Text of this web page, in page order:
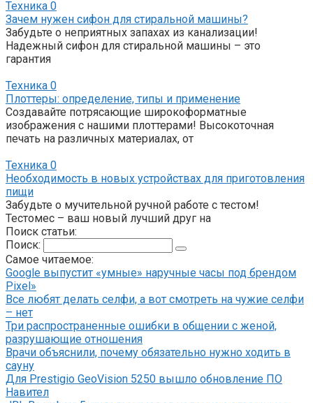
Техника 0
Зачем нужен сифон для стиральной машины?
Забудьте о неприятных запахах из канализации!
Надежный сифон для стиральной машины – это
гарантия
Техника 0
Плоттеры: определение, типы и применение
Создавайте потрясающие широкоформатные
изображения с нашими плоттерами! Высокоточная
печать на различных материалах, от
Техника 0
Необходимость в новых устройствах для приготовления
пищи
Забудьте о мучительной ручной работе с тестом!
Тестомес – ваш новый лучший друг на
Поиск статьи:
Поиск:
Самое читаемое:
Google выпустит «умные» наручные часы под брендом
Pixel»
Все любят делать селфи, а вот смотреть на чужие селфи
– нет
Три распространенные ошибки в общении с женой,
разрушающие отношения
Врачи объяснили, почему обязательно нужно ходить в
сауну
Для Prestigio GeoVision 5250 вышло обновление ПО
Навител